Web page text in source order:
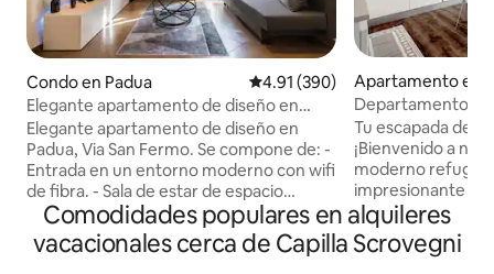
Condo en Padua Calificación promedio: 4.91 de
4.91 (390)
Elegante apartamento de diseño en
Padua
Elegante apartamento de diseño en
Padua, Via San Fermo. Se compone de: -
Entrada en un entorno moderno con wifi
de fibra. - Sala de estar de espacio
abierto con sofá cama, TV y aire
acondicionado. - Cocina moderna con
electrodomésticos de última
Apartamento en
Departamento
Padua | Cerca de
Scrovegni
Tu escapada de
¡Bienvenido a
moderno refugio
impresionante
hogar perfecto
parejas y familias. Relájate: Smart TV, Wi-
Fi rápido y una
Comodidades populares en alquileres
vacacionales cerca de Capilla Scrovegni